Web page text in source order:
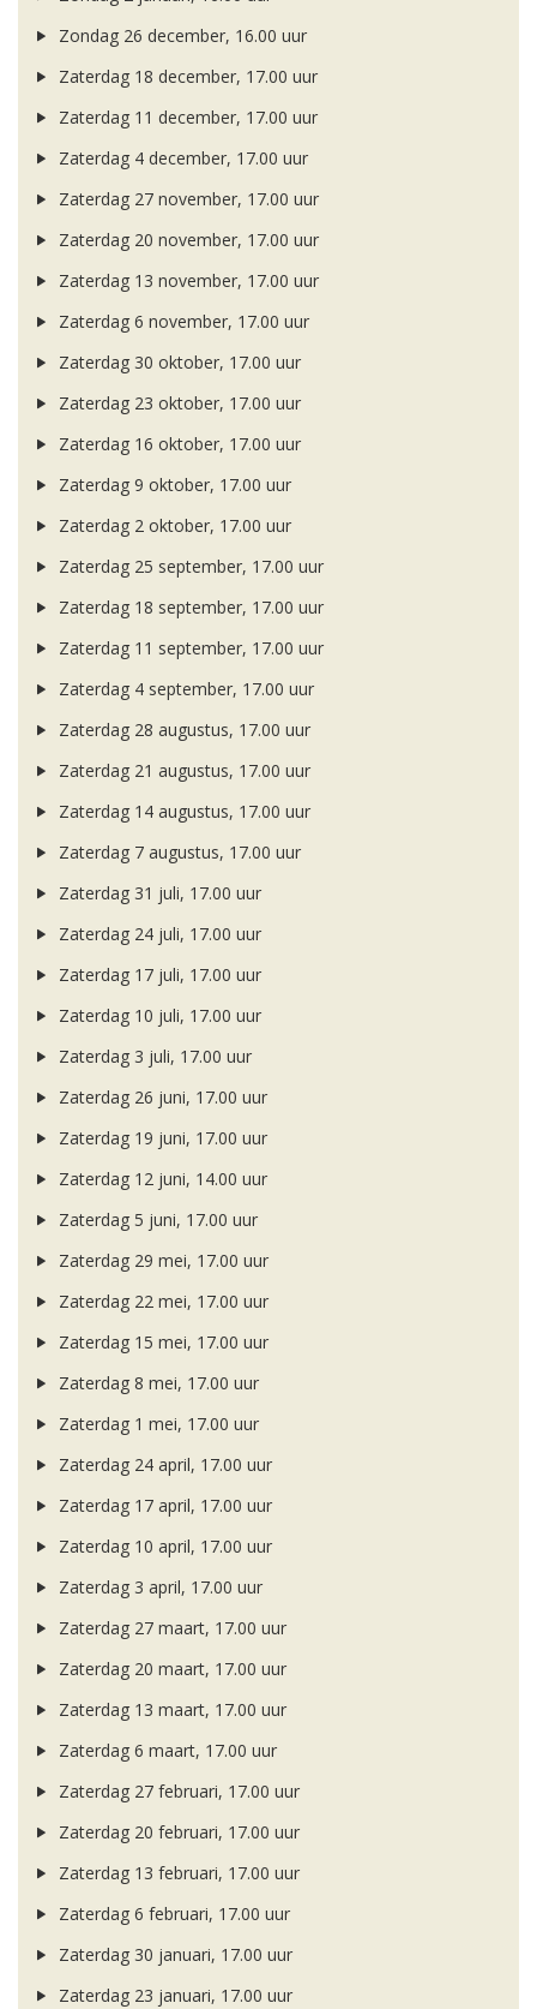
Zondag 26 december, 16.00 uur
Zaterdag 18 december, 17.00 uur
Zaterdag 11 december, 17.00 uur
Zaterdag 4 december, 17.00 uur
Zaterdag 27 november, 17.00 uur
Zaterdag 20 november, 17.00 uur
Zaterdag 13 november, 17.00 uur
Zaterdag 6 november, 17.00 uur
Zaterdag 30 oktober, 17.00 uur
Zaterdag 23 oktober, 17.00 uur
Zaterdag 16 oktober, 17.00 uur
Zaterdag 9 oktober, 17.00 uur
Zaterdag 2 oktober, 17.00 uur
Zaterdag 25 september, 17.00 uur
Zaterdag 18 september, 17.00 uur
Zaterdag 11 september, 17.00 uur
Zaterdag 4 september, 17.00 uur
Zaterdag 28 augustus, 17.00 uur
Zaterdag 21 augustus, 17.00 uur
Zaterdag 14 augustus, 17.00 uur
Zaterdag 7 augustus, 17.00 uur
Zaterdag 31 juli, 17.00 uur
Zaterdag 24 juli, 17.00 uur
Zaterdag 17 juli, 17.00 uur
Zaterdag 10 juli, 17.00 uur
Zaterdag 3 juli, 17.00 uur
Zaterdag 26 juni, 17.00 uur
Zaterdag 19 juni, 17.00 uur
Zaterdag 12 juni, 14.00 uur
Zaterdag 5 juni, 17.00 uur
Zaterdag 29 mei, 17.00 uur
Zaterdag 22 mei, 17.00 uur
Zaterdag 15 mei, 17.00 uur
Zaterdag 8 mei, 17.00 uur
Zaterdag 1 mei, 17.00 uur
Zaterdag 24 april, 17.00 uur
Zaterdag 17 april, 17.00 uur
Zaterdag 10 april, 17.00 uur
Zaterdag 3 april, 17.00 uur
Zaterdag 27 maart, 17.00 uur
Zaterdag 20 maart, 17.00 uur
Zaterdag 13 maart, 17.00 uur
Zaterdag 6 maart, 17.00 uur
Zaterdag 27 februari, 17.00 uur
Zaterdag 20 februari, 17.00 uur
Zaterdag 13 februari, 17.00 uur
Zaterdag 6 februari, 17.00 uur
Zaterdag 30 januari, 17.00 uur
Zaterdag 23 januari, 17.00 uur